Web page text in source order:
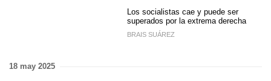
Los socialistas cae y puede ser
superados por la extrema derecha
BRAIS SUÁREZ
18 may 2025